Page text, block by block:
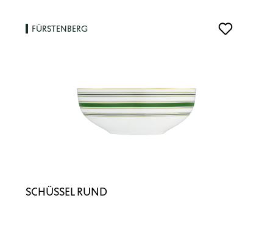
FÜRSTENBERG
SCHÜSSEL RUND